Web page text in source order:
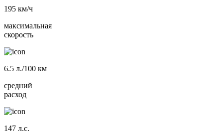
195 км/ч
максимальная
скорость
6.5 л./100 км
средний
расход
147 л.с.